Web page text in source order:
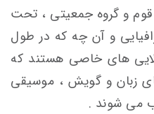
و گروه جمعیتی ، تحت
و آن چه که در طول
های خاصی هستند که
زبان و گویش ، موسیقی
می شوند .